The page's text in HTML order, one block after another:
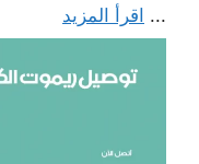
... اقرأ المزيد